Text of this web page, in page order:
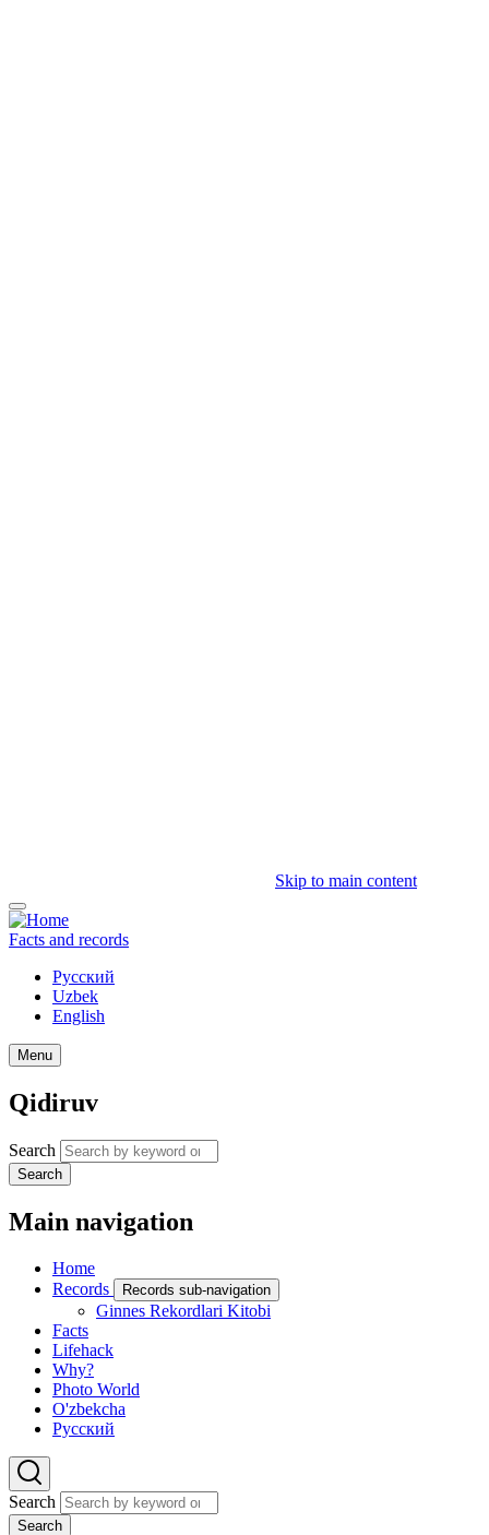
Skip to main content
Facts and records
Русский
Uzbek
English
Menu
Qidiruv
Search
Search
Main navigation
Home
Records
Records sub-navigation
Ginnes Rekordlari Kitobi
Facts
Lifehack
Why?
Photo World
O'zbekcha
Русский
Search
Search